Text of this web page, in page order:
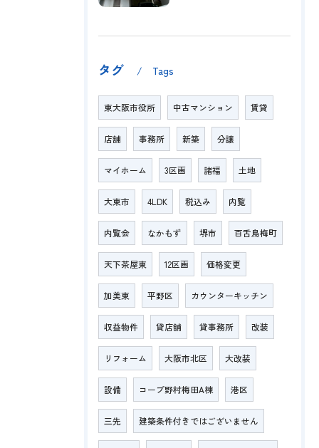
タグ Tags
東大阪市役所 中古マンション 賃貸
店舗 事務所 新築 分譲
マイホーム 3区画 諸福 土地
大東市 4LDK 税込み 内覧
内覧会 なかもず 堺市 百舌鳥梅町
天下茶屋東 12区画 価格変更
加美東 平野区 カウンターキッチン
収益物件 貸店舗 貸事務所 改装
リフォーム 大阪市北区 大改装
設備 コープ野村梅田A棟 港区
三先 建築条件付きではございません